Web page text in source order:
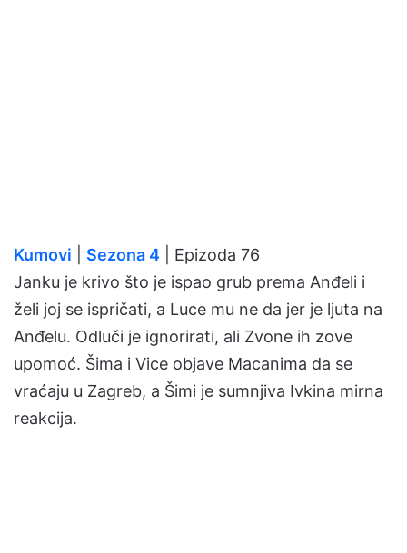
Kumovi Sezona 4 | Epizoda 76
Janku je krivo što je ispao grub prema Anđeli i
želi joj se ispričati, a Luce mu ne da jer je ljuta na
Anđelu. Odluči je ignorirati, ali Zvone ih zove
upomoć. Šima i Vice objave Macanima da se
vraćaju u Zagreb, a Šimi je sumnjiva Ivkina mirna
reakcija.